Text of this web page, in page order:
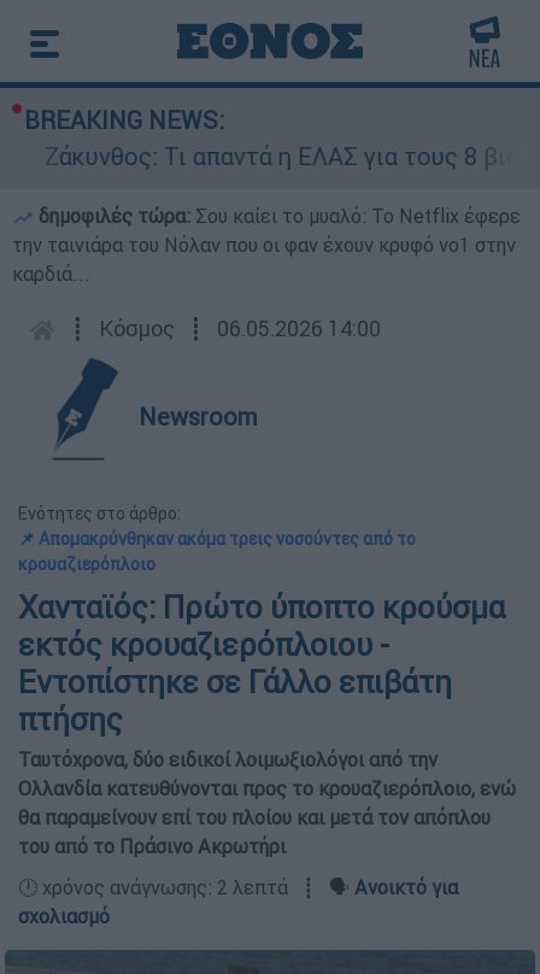
BREAKING NEWS:
Τι απαντά η ΕΛΑΣ για τους 8
δημοφιλές τώρα: Σου καίει το μυαλό: Το Netflix έφερε
την ταινιάρα του Νόλαν που οι φαν έχουν κρυφό νο1 στην
καρδιά...
┋ Κόσμος ┋ 06.05.2026 14:00
Newsroom
Ενότητες στο άρθρο:
📌 Απομακρύνθηκαν ακόμα τρεις νοσούντες από το
κρουαζιερόπλοιο
Χανταϊός: Πρώτο ύποπτο κρούσμα
εκτός κρουαζιερόπλοιου -
Εντοπίστηκε σε Γάλλο επιβάτη
πτήσης
Ταυτόχρονα, δύο ειδικοί λοιμωξιολόγοι από την
Ολλανδία κατευθύνονται προς το κρουαζιερόπλοιο, ενώ
θα παραμείνουν επί του πλοίου και μετά τον απόπλου
του από το Πράσινο Ακρωτήρι
🕛 χρόνος ανάγνωσης: 2 λεπτά ┋ 🗣️ Ανοικτό για
σχολιασμό